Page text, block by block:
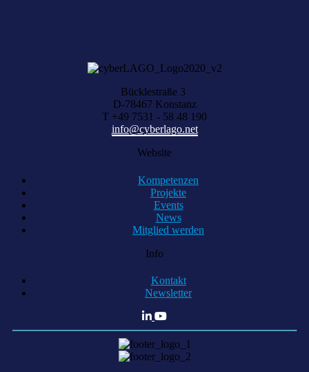
Bücklestraße 3
D-78467 Konstanz
T +49 7531 - 58 48 190
info@cyberlago.net
Website
Kompetenzen
Projekte
Events
News
Mitglied werden
Info
Kontakt
Newsletter